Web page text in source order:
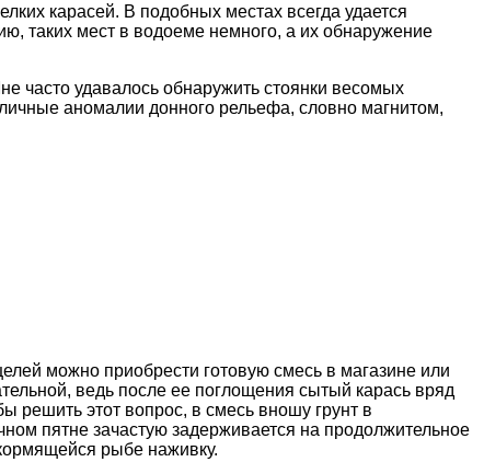
карасей. В подобных местах всегда удается
таких мест в водоеме немного, а их обнаружение
часто удавалось обнаружить стоянки весомых
аномалии донного рельефа, словно магнитом,
можно приобрести готовую смесь в магазине или
ведь после ее поглощения сытый карась вряд
решить этот вопрос, в смесь вношу грунт в
пятне зачастую задерживается на продолжительное
рыбе наживку.